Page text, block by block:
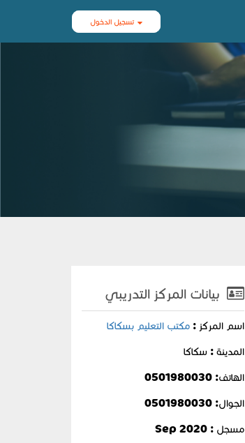
تسجيل الدخول
بيانات المركز التدريبي
اسم المركز :مكتب التعليم بسكاكا
المدينة : سكاكا
الهاتف: 0501980030
الجوال: 0501980030
مسجل : Sep 2020